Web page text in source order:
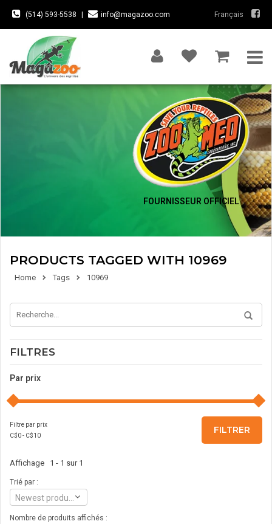
(514) 593-5538 info@magazoo.com Français
FOURNISSEUR OFFICIEL
PRODUCTS TAGGED WITH 10969
Home Tags 10969
FILTRES
Par prix
Filtre par prix
C$0- C$10
FILTRER
Affichage 1 - 1 sur 1
Trié par :
Nombre de produits affichés :